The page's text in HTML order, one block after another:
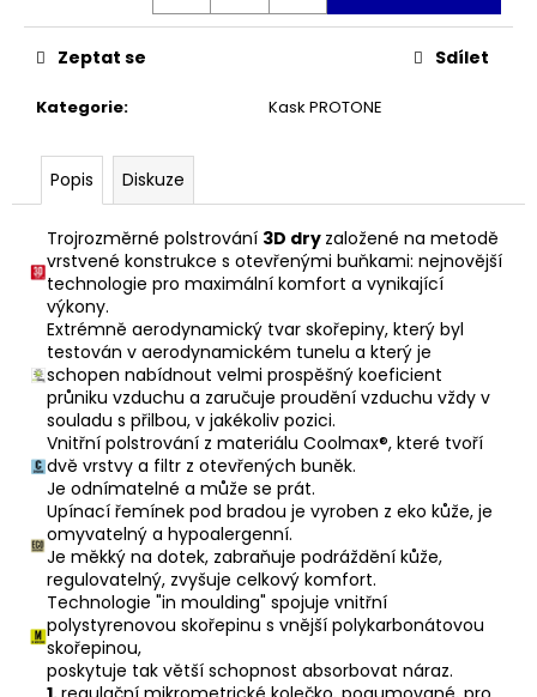
Kategorie: Kask PROTONE
Zeptat se Sdílet
Popis Diskuze
Trojrozměrné polstrování 3D dry založené na metodě
vrstvené konstrukce s otevřenými buňkami: nejnovější
technologie pro maximální komfort a vynikající
výkony.
Extrémně aerodynamický tvar skořepiny, který byl
testován v aerodynamickém tunelu a který je
schopen nabídnout velmi prospěšný koeficient
průniku vzduchu a zaručuje proudění vzduchu vždy v
souladu s přilbou, v jakékoliv pozici.
Vnitřní polstrování z materiálu Coolmax®, které tvoří
dvě vrstvy a filtr z otevřených buněk.
Je odnímatelné a může se prát.
Upínací řemínek pod bradou je vyroben z eko kůže, je
omyvatelný a hypoalergenní.
Je měkký na dotek, zabraňuje podráždění kůže,
regulovatelný, zvyšuje celkový komfort.
Technologie "in moulding" spojuje vnitřní
polystyrenovou skořepinu s vnější polykarbonátovou
skořepinou,
poskytuje tak větší schopnost absorbovat náraz.
j
e
m
e
ŠEDÁ
MIKINA
UNISEX
990
Kč